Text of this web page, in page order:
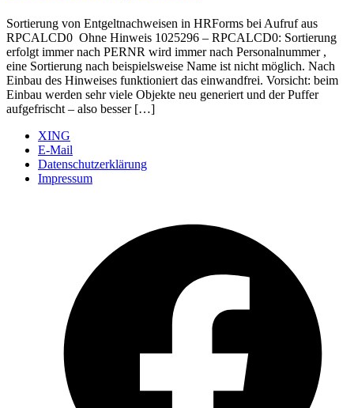
Sortierung von Entgeltnachweisen in HRForms bei Aufruf aus
RPCALCD0 Ohne Hinweis 1025296 – RPCALCD0: Sortierung
erfolgt immer nach PERNR wird immer nach Personalnummer ,
eine Sortierung nach beispielsweise Name ist nicht möglich. Nach
Einbau des Hinweises funktioniert das einwandfrei. Vorsicht: beim
Einbau werden sehr viele Objekte neu generiert und der Puffer
aufgefrischt – also besser […]
XING
E-Mail
Datenschutzerklärung
Impressum